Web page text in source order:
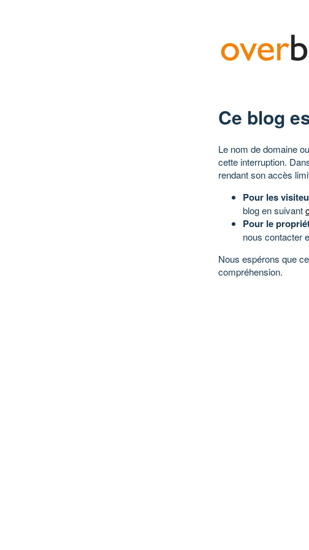
Ce blog
Le nom de domaine
cette interruption.
rendant son accès
Pour les
blog en suivant
Pour le
nous contacter
Nous espérons que
compréhension.